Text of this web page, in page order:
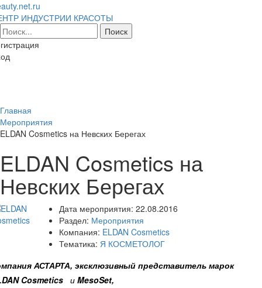
ИНДУСТРИИ КРАСОТЫ
Главная
Мероприятия
ELDAN Cosmetics на Невских Берегах
ELDAN Cosmetics на
Невских Берегах
Дата мероприятия: 22.08.2016
Раздел: Мероприятия
Компания: ELDAN Cosmetics
Тематика: Я КОСМЕТОЛОГ
АСТАРТА, эксклюзивный представитель марок
Cosmetics и MesoSet,